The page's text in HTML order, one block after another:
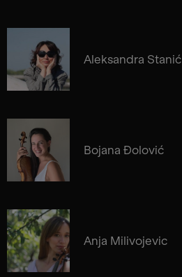
Aleksandra Stanić
Bojana Đolović
Anja Milivojevic